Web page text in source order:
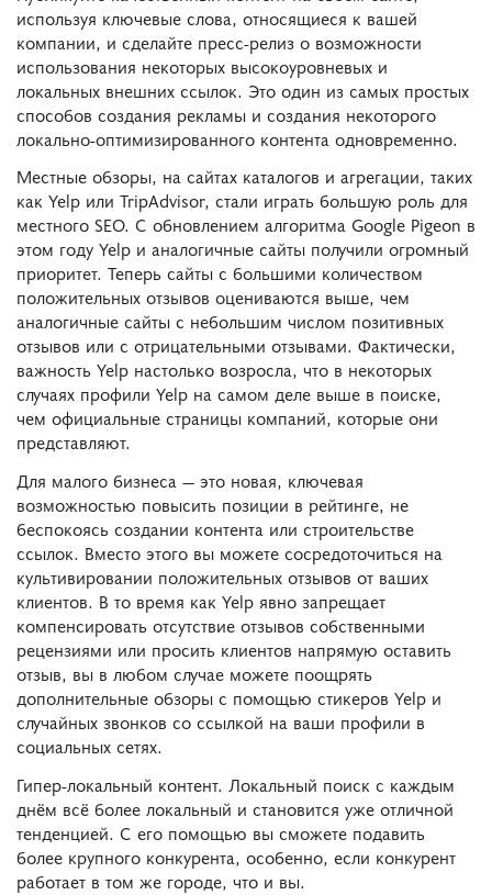
используя ключевые слова, относящиеся к вашей
компании, и сделайте пресс-релиз о возможности
использования некоторых высокоуровневых и
локальных внешних ссылок. Это один из самых простых
способов создания рекламы и создания некоторого
локально-оптимизированного контента одновременно.
Местные обзоры, на сайтах каталогов и агрегации, таких
как Yelp или TripAdvisor, стали играть большую роль для
местного SEO. С обновлением алгоритма Google Pigeon в
этом году Yelp и аналогичные сайты получили огромный
приоритет. Теперь сайты с большими количеством
положительных отзывов оцениваются выше, чем
аналогичные сайты с небольшим числом позитивных
отзывов или с отрицательными отзывами. Фактически,
важность Yelp настолько возросла, что в некоторых
случаях профили Yelp на самом деле выше в поиске,
чем официальные страницы компаний, которые они
представляют.
Для малого бизнеса — это новая, ключевая
возможностью повысить позиции в рейтинге, не
беспокоясь создании контента или строительстве
ссылок. Вместо этого вы можете сосредоточиться на
культивировании положительных отзывов от ваших
клиентов. В то время как Yelp явно запрещает
компенсировать отсутствие отзывов собственными
рецензиями или просить клиентов напрямую оставить
отзыв, вы в любом случае можете поощрять
дополнительные обзоры с помощью стикеров Yelp и
случайных звонков со ссылкой на ваши профили в
социальных сетях.
Гипер-локальный контент. Локальный поиск с каждым
днём всё более локальный и становится уже отличной
тенденцией. С его помощью вы сможете подавить
более крупного конкурента, особенно, если конкурент
работает в том же городе, что и вы.